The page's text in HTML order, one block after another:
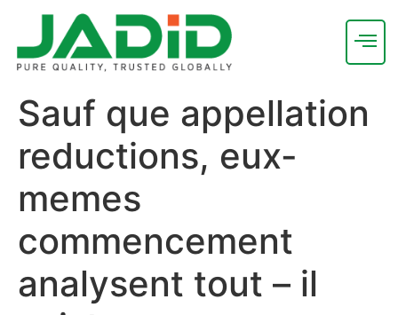
Sauf que appellation
reductions, eux-
memes
commencement
analysent tout – il